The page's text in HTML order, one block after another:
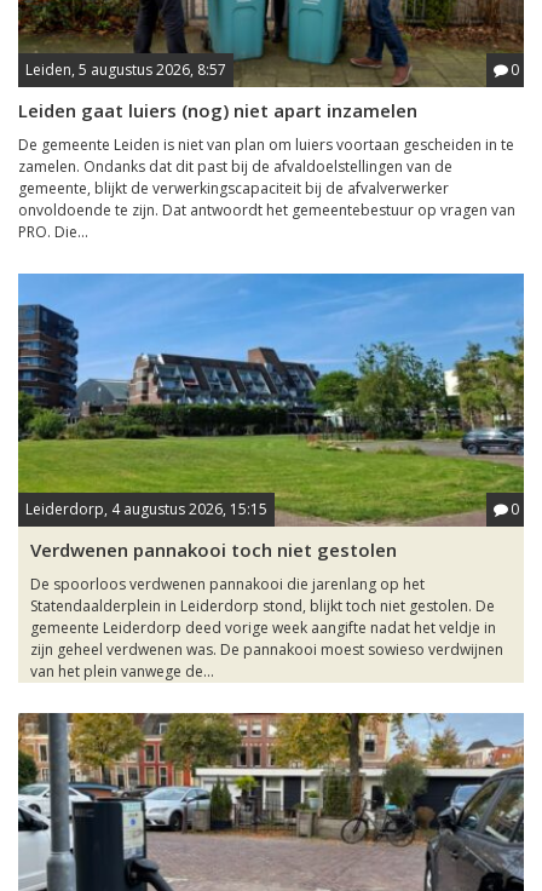
Leiden, 5 augustus 2026, 8:57 0
Leiden gaat luiers (nog) niet apart inzamelen
De gemeente Leiden is niet van plan om luiers voortaan gescheiden in te
zamelen. Ondanks dat dit past bij de afvaldoelstellingen van de
gemeente, blijkt de verwerkingscapaciteit bij de afvalverwerker
onvoldoende te zijn. Dat antwoordt het gemeentebestuur op vragen van
PRO. Die...
Leiderdorp, 4 augustus 2026, 15:15 0
Verdwenen pannakooi toch niet gestolen
De spoorloos verdwenen pannakooi die jarenlang op het
Statendaalderplein in Leiderdorp stond, blijkt toch niet gestolen. De
gemeente Leiderdorp deed vorige week aangifte nadat het veldje in
zijn geheel verdwenen was. De pannakooi moest sowieso verdwijnen
van het plein vanwege de...